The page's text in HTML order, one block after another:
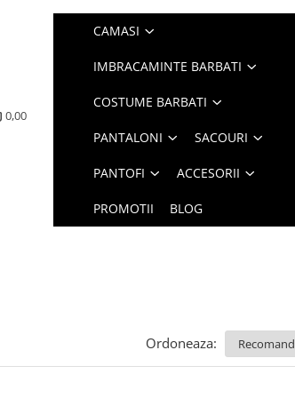
0,00
CAMASI
IMBRACAMINTE BARBATI
COSTUME BARBATI
PANTALONI SACOURI
PANTOFI ACCESORII
PROMOTII BLOG
Ordoneaza: